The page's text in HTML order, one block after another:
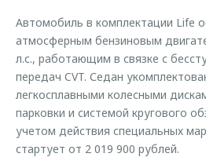
Автомобиль в комплектации Life
атмосферным бензиновым
л.с., работающим в связке с
передач CVT. Седан
легкосплавными колесными
парковки и системой кругового
учетом действия специальных
стартует от 2 019 900 рублей.